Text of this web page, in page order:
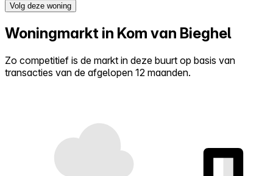
Volg deze woning
Woningmarkt in Kom van Bieghel
Zo competitief is de markt in deze buurt op basis van
transacties van de afgelopen 12 maanden.